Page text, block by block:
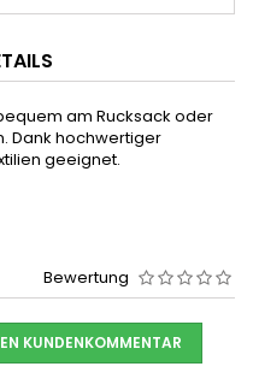
am Rucksack oder
Dank hochwertiger
geeignet.
Bewertung
KUNDENKOMMENTAR